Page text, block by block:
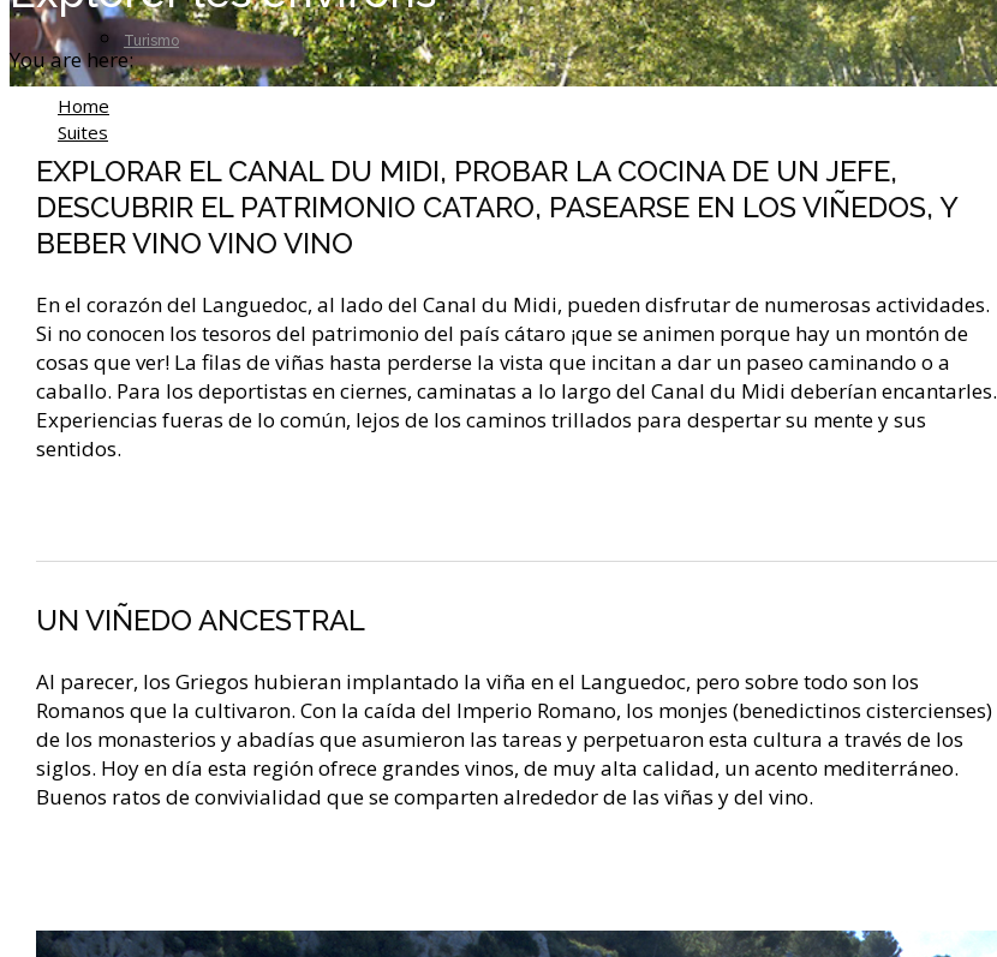
Turismo
You are here:
Home
Suites
Explorar los entornos
EXPLORAR EL CANAL DU MIDI, PROBAR LA COCINA DE UN JEFE,
DESCUBRIR EL PATRIMONIO CATARO, PASEARSE EN LOS VIÑEDOS, Y
BEBER VINO VINO VINO
En el corazón del Languedoc, al lado del Canal du Midi, pueden disfrutar de numerosas actividades.
Si no conocen los tesoros del patrimonio del país cátaro ¡que se animen porque hay un montón de
cosas que ver! La filas de viñas hasta perderse la vista que incitan a dar un paseo caminando o a
caballo. Para los deportistas en ciernes, caminatas a lo largo del Canal du Midi deberían encantarles.
Experiencias fueras de lo común, lejos de los caminos trillados para despertar su mente y sus
sentidos.
UN VIÑEDO ANCESTRAL
Al parecer, los Griegos hubieran implantado la viña en el Languedoc, pero sobre todo son los
Romanos que la cultivaron. Con la caída del Imperio Romano, los monjes (benedictinos cistercienses)
de los monasterios y abadías que asumieron las tareas y perpetuaron esta cultura a través de los
siglos. Hoy en día esta región ofrece grandes vinos, de muy alta calidad, un acento mediterráneo.
Buenos ratos de convivialidad que se comparten alrededor de las viñas y del vino.